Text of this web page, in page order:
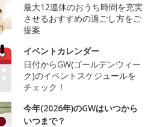
最大12連休のおうち時間を充実
させるおすすめの過ごし方をご
提案
イベントカレンダー
日付からGW(ゴールデンウィー
ク)のイベントスケジュールを
チェック！
今年(2026年)のGWはいつから
いつまで？